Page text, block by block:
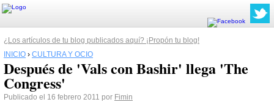
¿Los artículos de tu blog publicados aquí? ¡Propón tu blog!
INICIO › CULTURA Y OCIO
Después de 'Vals con Bashir' llega 'The
Congress'
Publicado el 16 febrero 2011 por Fimin